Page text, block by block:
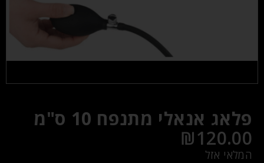
פלאג אנאלי מתנפח 10 ס"מ
₪120.00
המלאי אזל